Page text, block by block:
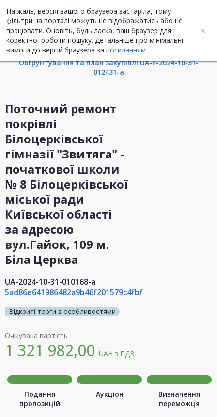
На жаль, версія вашого браузера застаріла, тому
фільтри на порталі можуть не відображатись або не
працювати. Оновіть, будь ласка, ваш браузер для
коректної роботи пошуку. Детальніше про мінімальні
вимоги до версій браузера за посиланням .
UA ENG
Інформація про закупівлю
Обгрунтування та план закупівлі UA-P-2024-10-31-
012431-a
Поточний ремонт
покрівлі
Білоцерківської
гімназії "Звитяга" -
початкової школи
№ 8 Білоцерківської
міської ради
Київської області
за адресою
вул.Гайок, 109 м.
Біла Церква
UA-2024-10-31-010168-a
5ad86e641986482a9b46f201579c4fbf
Відкриті торги з особливостями
Очікувана вартість
1 321 982,00 UAH з ПДВ
Подання
пропозицій
Аукціон
Визначення
переможця